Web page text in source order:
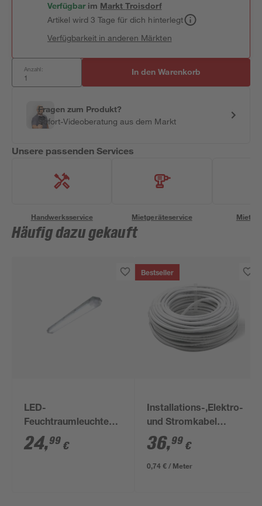
Verfügbar im MarktTroisdorf
Artikel wird 3 Tage für dich hinterlegt
Verfügbarkeit in anderen Märkten
Anzahl: In den Warenkorb
Fragen zum Produkt?
Sofort-Videoberatung aus dem Markt
Unsere passenden Services
Handwerksservice Mietgeräteservice
Häufig dazu gekauft
LED-
Feuchtraumleuchte
G13 18 W 1980 lm
neutralweiß 13,5 cm
24,99 €
Bestseller
Installations-,Elektro-
und Stromkabel
NYM-J 3x1,5mm² 50
m
36,99 €
0,74 € / Meter